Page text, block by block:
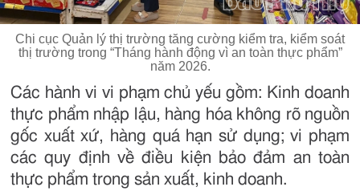
Chi cục Quản lý thị trường tăng cường kiểm tra, kiểm soát
thị trường trong “Tháng hành động vì an toàn thực phẩm”
năm 2026.
Các hành vi vi phạm chủ yếu gồm: Kinh doanh
thực phẩm nhập lậu, hàng hóa không rõ nguồn
gốc xuất xứ, hàng quá hạn sử dụng; vi phạm
các quy định về điều kiện bảo đảm an toàn
thực phẩm trong sản xuất, kinh doanh.